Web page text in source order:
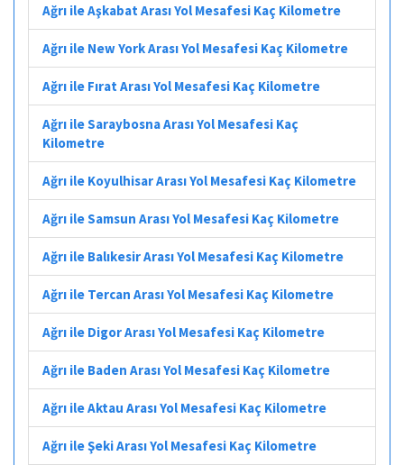
Ağrı ile Aşkabat Arası Yol Mesafesi Kaç Kilometre
Ağrı ile New York Arası Yol Mesafesi Kaç Kilometre
Ağrı ile Fırat Arası Yol Mesafesi Kaç Kilometre
Ağrı ile Saraybosna Arası Yol Mesafesi Kaç
Kilometre
Ağrı ile Koyulhisar Arası Yol Mesafesi Kaç Kilometre
Ağrı ile Samsun Arası Yol Mesafesi Kaç Kilometre
Ağrı ile Balıkesir Arası Yol Mesafesi Kaç Kilometre
Ağrı ile Tercan Arası Yol Mesafesi Kaç Kilometre
Ağrı ile Digor Arası Yol Mesafesi Kaç Kilometre
Ağrı ile Baden Arası Yol Mesafesi Kaç Kilometre
Ağrı ile Aktau Arası Yol Mesafesi Kaç Kilometre
Ağrı ile Şeki Arası Yol Mesafesi Kaç Kilometre